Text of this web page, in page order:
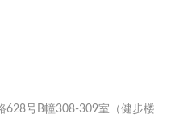
628号B幢308-309室（健步楼